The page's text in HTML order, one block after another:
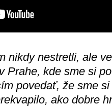
nikdy nestretli, ale
Prahe, kde sme si
povedať, že sme
ako dobre